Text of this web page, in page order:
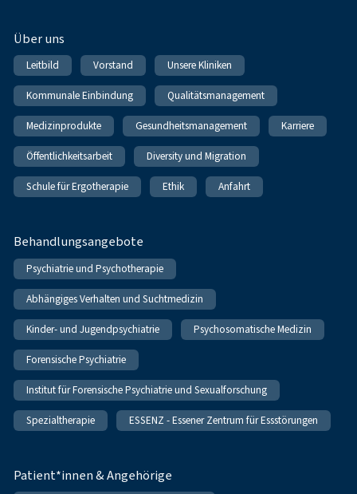
Über uns
Leitbild Vorstand Unsere Kliniken
Kommunale Einbindung Qualitätsmanagement
Medizinprodukte Gesundheitsmanagement Karriere
Öffentlichkeitsarbeit Diversity und Migration
Schule für Ergotherapie Ethik Anfahrt
Behandlungsangebote
Psychiatrie und Psychotherapie
Abhängiges Verhalten und Suchtmedizin
Kinder- und Jugendpsychiatrie Psychosomatische Medizin
Forensische Psychiatrie
Institut für Forensische Psychiatrie und Sexualforschung
Spezialtherapie ESSENZ - Essener Zentrum für Essstörungen
Patient*innen & Angehörige